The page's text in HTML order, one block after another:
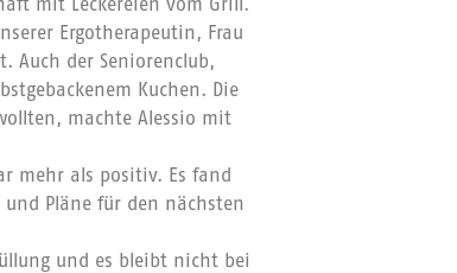
Ergotherapeutin, Frau
Auch der Seniorenclub,
Kuchen. Die
machte Alessio mit
mehr als positiv. Es fand
Pläne für den nächsten
und es bleibt nicht bei